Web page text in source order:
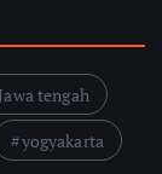
Jawa tengah
yogyakarta